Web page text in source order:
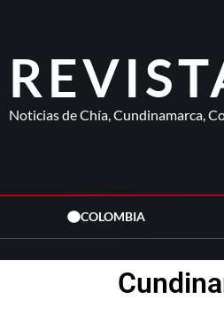
Noticias de Chía, Cundinamarca,
COLOMBIA